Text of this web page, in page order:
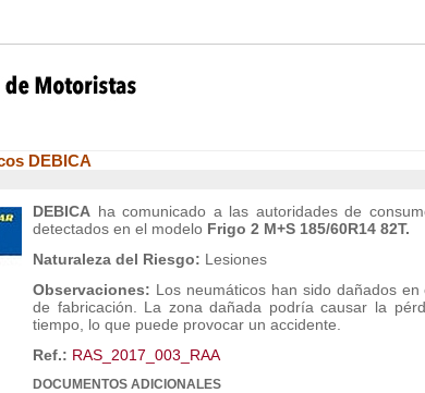
DEBICA
DEBICA ha comunicado a las autoridades de
detectados en el modelo Frigo 2 M+S 185/60R14 82T.
Naturaleza del Riesgo: Lesiones
Observaciones: Los neumáticos han sido dañados
de fabricación. La zona dañada podría causar la
tiempo, lo que puede provocar un accidente.
Ref.: RAS_2017_003_RAA
DOCUMENTOS ADICIONALES